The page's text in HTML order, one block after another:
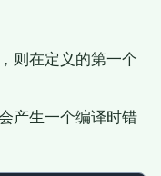
则在定义的第一个
产生一个编译时错